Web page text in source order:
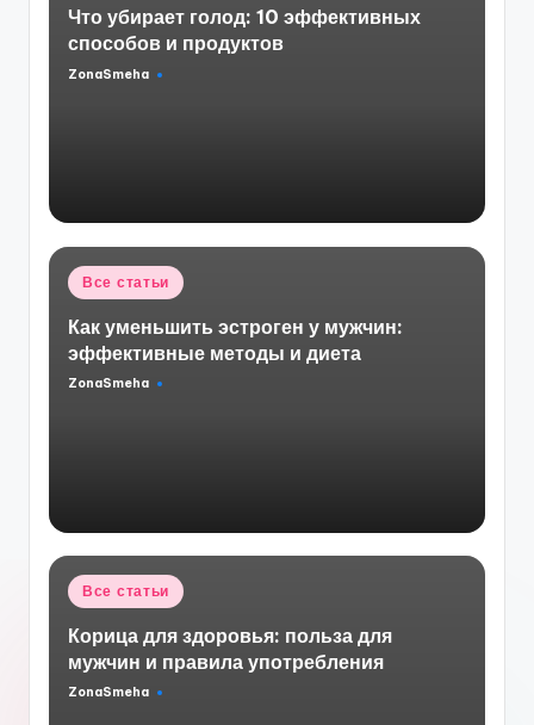
Что убирает голод: 10 эффективных
способов и продуктов
Запись
ZonaSmeha
Опубликовано
Все статьи
Как уменьшить эстроген у мужчин:
эффективные методы и диета
Запись
ZonaSmeha
Опубликовано
Все статьи
Корица для здоровья: польза для
мужчин и правила употребления
Запись
ZonaSmeha